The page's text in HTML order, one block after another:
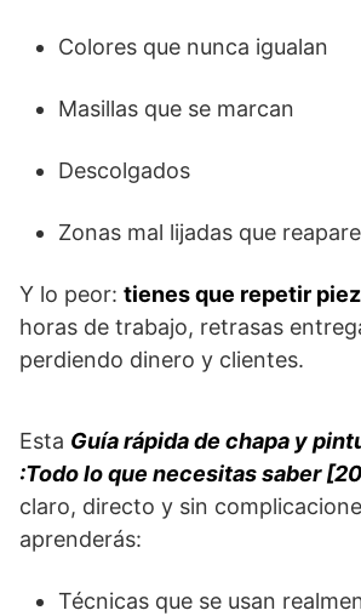
Colores que nunca igualan
Masillas que se marcan
Descolgados
Zonas mal lijadas que
Y lo peor: tienes que repetir
horas de trabajo, retrasas
perdiendo dinero y clientes.
Esta Guía rápida de chapa y
:Todo lo que necesitas saber
claro, directo y sin
aprenderás:
Técnicas que se usan